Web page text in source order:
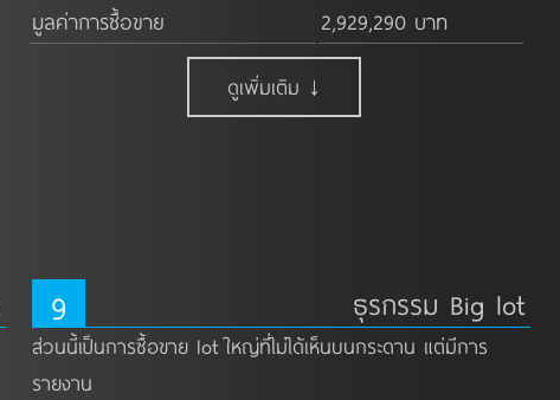
มูลค่าการซื้อขาย
2,929,290 บาท
ดูเพิ่มเติม ↓
9 ธุรกรรม Big lot
ส่วนนี้เป็นการซื้อขาย lot ใหญ่ที่ไม่ได้เห็นบนกระดาน แต่มีการ
รายงาน